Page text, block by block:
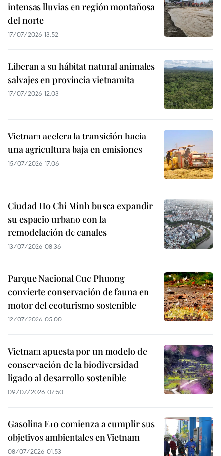
intensas lluvias en región montañosa
del norte
17/07/2026 13:52
Liberan a su hábitat natural animales
salvajes en provincia vietnamita
17/07/2026 12:03
Vietnam acelera la transición hacia
una agricultura baja en emisiones
15/07/2026 17:06
Ciudad Ho Chi Minh busca expandir
su espacio urbano con la
remodelación de canales
13/07/2026 08:36
Parque Nacional Cuc Phuong
convierte conservación de fauna en
motor del ecoturismo sostenible
12/07/2026 05:00
Vietnam apuesta por un modelo de
conservación de la biodiversidad
ligado al desarrollo sostenible
09/07/2026 07:50
Gasolina E10 comienza a cumplir sus
objetivos ambientales en Vietnam
08/07/2026 01:53